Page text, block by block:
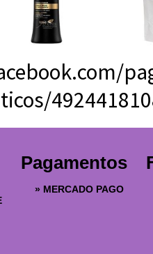
Pagamentos
» MERCADO PAGO